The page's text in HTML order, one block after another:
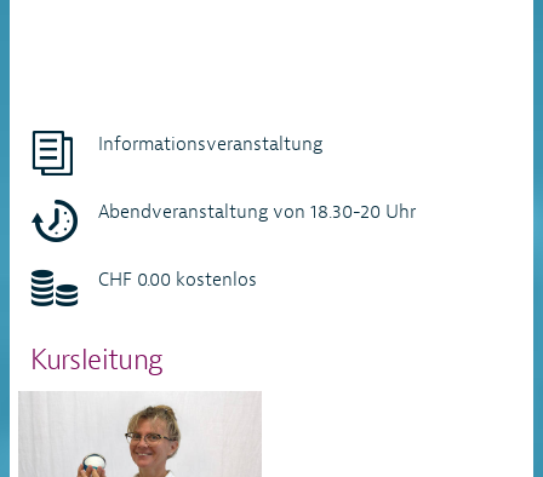
Informationsveranstaltung
Abendveranstaltung von 18.30-20 Uhr
CHF 0.00 kostenlos
Kursleitung